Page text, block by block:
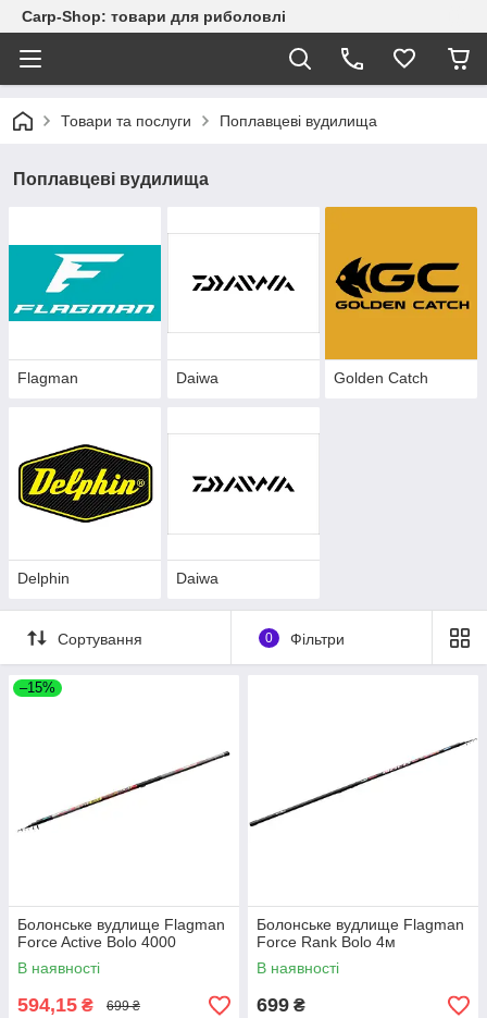
Carp-Shop: товари для риболовлі
Товари та послуги Поплавцеві вудилища
Поплавцеві вудилища
Flagman Daiwa Golden Catch
Delphin Daiwa
Сортування 0 Фільтри
–15%
Болонське вудлище Flagman
Force Active Bolo 4000
В наявності
594,15 ₴ 699 ₴
Болонське вудлище Flagman
Force Rank Bolo 4м
В наявності
699 ₴